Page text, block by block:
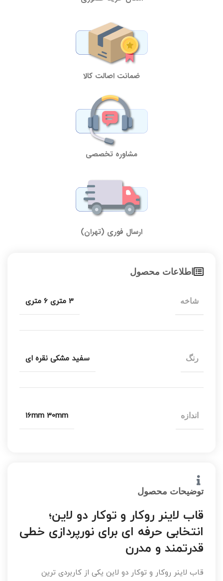
ضمانت اصالت کالا
مشاوره تخصصی
ارسال فوری (تهران)
اطلاعات محصول
شاخه 3 متری 6 متری
رنگ سفید مشکی نقره ای
اندازه 16mm 30mm
توضیحات محصول
قاب لاینر روکار و توکار دو لاین؛
انتخابی حرفه ای برای نورپردازی خطی
قدرتمند و مدرن
قاب لاینر روکار و توکار دو لاین یکی از کاربردی ترین